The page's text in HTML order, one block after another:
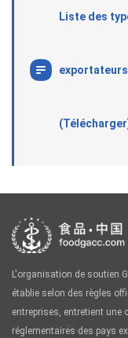
Liste des
L'organisation de soutien
établie selon des règles
entreprises, entretient
réglementaires des pays